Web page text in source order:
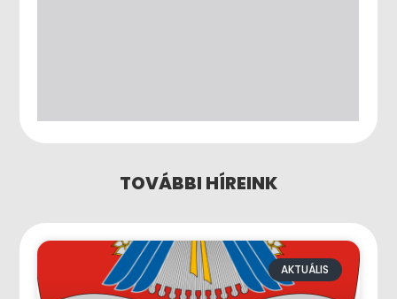
TOVÁBBI HÍREINK
AKTUÁLIS